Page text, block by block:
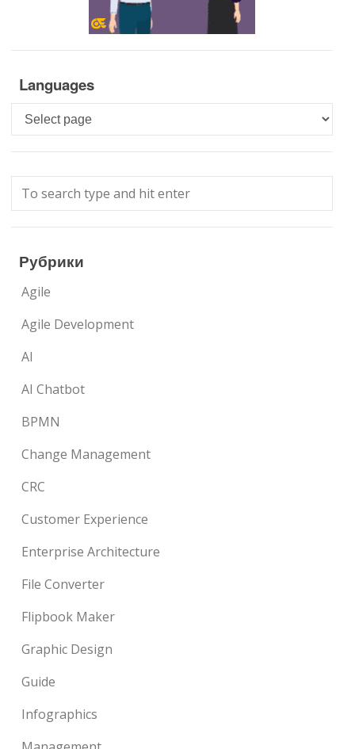
Languages
Languages
Рубрики
Agile
Agile Development
AI
AI Chatbot
BPMN
Change Management
CRC
Customer Experience
Enterprise Architecture
File Converter
Flipbook Maker
Graphic Design
Guide
Infographics